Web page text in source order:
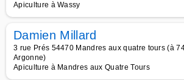
Apiculture à Wassy
Damien Millard
3 rue Prés 54470 Mandres aux quatre tours (à
Argonne)
Apiculture à Mandres aux Quatre Tours